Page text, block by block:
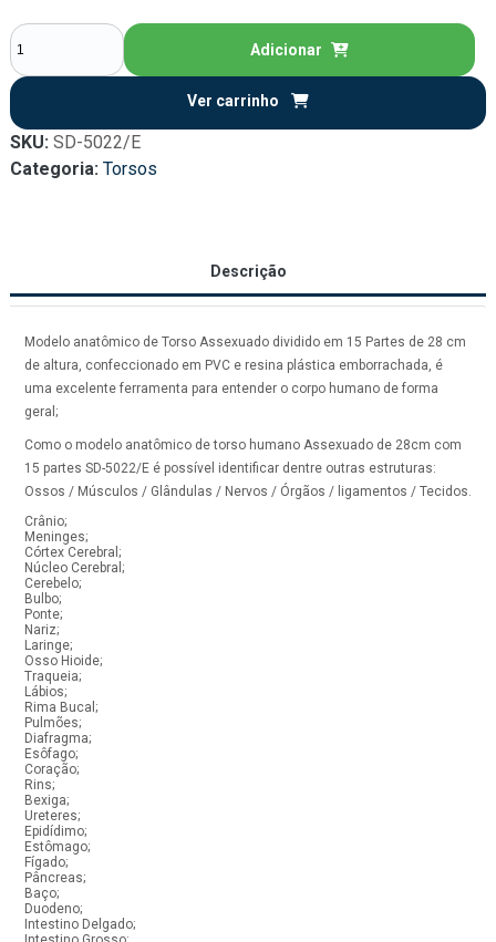
Adicionar
Ver carrinho
SKU: SD-5022/E
Categoria: Torsos
Descrição
Modelo anatômico de Torso Assexuado dividido em 15 Partes de 28 cm
de altura, confeccionado em PVC e resina plástica emborrachada, é
uma excelente ferramenta para entender o corpo humano de forma
geral;
Como o modelo anatômico de torso humano Assexuado de 28cm com
15 partes SD-5022/E é possível identificar dentre outras estruturas:
Ossos / Músculos / Glândulas / Nervos / Órgãos / ligamentos / Tecidos.
Crânio;
Meninges;
Córtex Cerebral;
Núcleo Cerebral;
Cerebelo;
Bulbo;
Ponte;
Nariz;
Laringe;
Osso Hioide;
Traqueia;
Lábios;
Rima Bucal;
Pulmões;
Diafragma;
Esôfago;
Coração;
Rins;
Bexiga;
Ureteres;
Epidídimo;
Estômago;
Fígado;
Pâncreas;
Baço;
Duodeno;
Intestino Delgado;